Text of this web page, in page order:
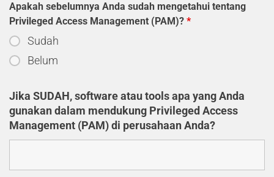
Apakah sebelumnya Anda sudah mengetahui tentang
Privileged Access Management (PAM)? *
Sudah
Belum
Jika SUDAH, software atau tools apa yang Anda
gunakan dalam mendukung Privileged Access
Management (PAM) di perusahaan Anda?